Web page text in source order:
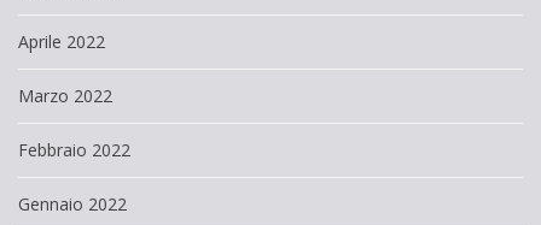
Aprile 2022
Marzo 2022
Febbraio 2022
Gennaio 2022